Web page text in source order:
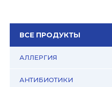
ВСЕ ПРОДУКТЫ
АЛЛЕРГИЯ
АНТИБИОТИКИ